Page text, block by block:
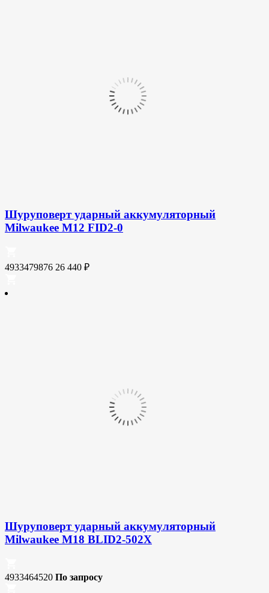
Шуруповерт ударный аккумуляторный
Milwaukee M12 FID2-0
4933479876 26 440 ₽
Шуруповерт ударный аккумуляторный
Milwaukee M18 BLID2-502X
4933464520 По запросу